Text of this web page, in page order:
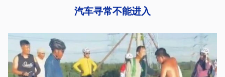
汽车寻常不能进入